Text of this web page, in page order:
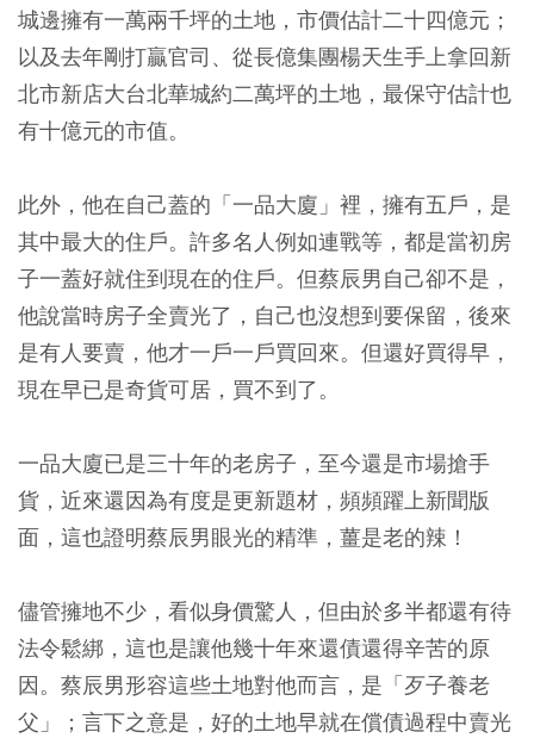
城邊擁有一萬兩千坪的土地，市價估計二十四億元；
以及去年剛打贏官司、從長億集團楊天生手上拿回新
北市新店大台北華城約二萬坪的土地，最保守估計也
有十億元的市值。
此外，他在自己蓋的「一品大廈」裡，擁有五戶，是
其中最大的住戶。許多名人例如連戰等，都是當初房
子一蓋好就住到現在的住戶。但蔡辰男自己卻不是，
他說當時房子全賣光了，自己也沒想到要保留，後來
是有人要賣，他才一戶一戶買回來。但還好買得早，
現在早已是奇貨可居，買不到了。
一品大廈已是三十年的老房子，至今還是市場搶手
貨，近來還因為有度是更新題材，頻頻躍上新聞版
面，這也證明蔡辰男眼光的精準，薑是老的辣！
儘管擁地不少，看似身價驚人，但由於多半都還有待
法令鬆綁，這也是讓他幾十年來還債還得辛苦的原
因。蔡辰男形容這些土地對他而言，是「歹子養老
父」；言下之意是，好的土地早就在償債過程中賣光